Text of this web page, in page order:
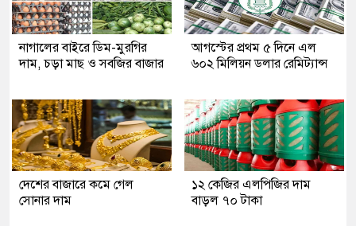
নাগালের বাইরে ডিম-মুরগির
দাম, চড়া মাছ ও সবজির বাজার
আগস্টের প্রথম ৫ দিনে এল
৬০২ মিলিয়ন ডলার রেমিট্যান্স
দেশের বাজারে কমে গেল
সোনার দাম
১২ কেজির এলপিজির দাম
বাড়ল ৭০ টাকা